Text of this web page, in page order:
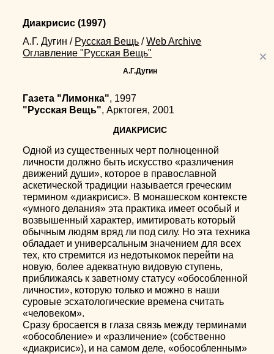
×
Диакрисис (1997)
А.Г. Дугин / Русская Вещь / Web Archive
Оглавление "Русская Вещь"
А.Г.Дугин
Газета "Лимонка", 1997
"Русская Вещь", Арктогея, 2001
ДИАКРИСИС
Oдной из существенных черт полноценной
личности должно быть искусство «различения
движений души», которое в православной
аскетической традиции называется греческим
термином «диакрисис». В монашеском контексте
«умного делания» эта практика имеет особый и
возвышенный характер, имитировать который
обычным людям вряд ли под силу. Но эта техника
обладает и универсальным значением для всех
тех, кто стремится из недотыкомок перейти на
новую, более адекватную видовую ступень,
приближаясь к заветному статусу «обособленной
личности», которую только и можно в наши
суровые эсхатологические времена считать
«человеком».
Сразу бросается в глаза связь между терминами
«обособление» и «различение» (собственно
«диакрисис»), и на самом деле, «обособленным»